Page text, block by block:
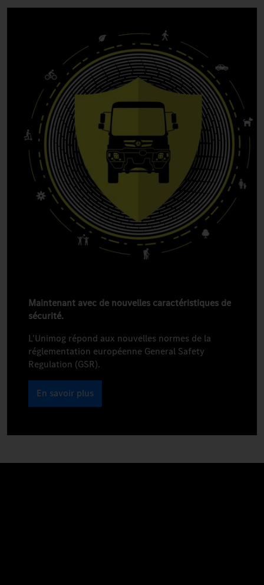
Maintenant avec de nouvelles caractéristiques de
sécurité.
L'Unimog répond aux nouvelles normes de la
réglementation européenne General Safety
Regulation (GSR).
En savoir plus